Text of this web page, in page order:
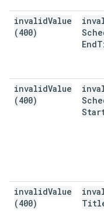
invalidValue
(400)
End
invalidValue
(400)
invalidValue
(400)